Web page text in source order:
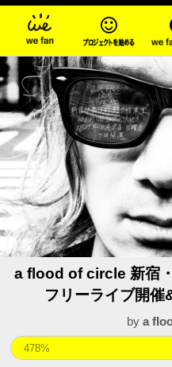
a flood of circle 新宿
フリーライブ開催
by a
478%